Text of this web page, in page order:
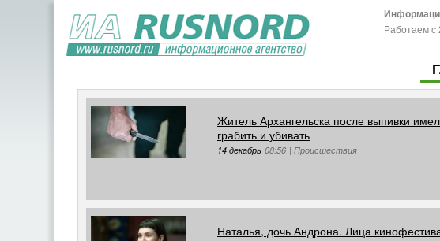
Работаем с
Житель Архангельска после выпивки
грабить и убивать
14 декабрь 08:56 | Происшествия
Наталья, дочь Андрона. Лица